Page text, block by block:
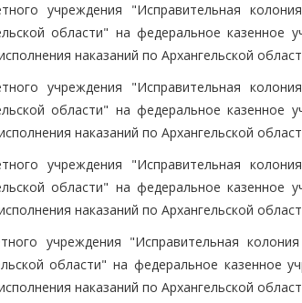
учреждения "Исправительная
области" на федеральное казенное
наказаний по Архангельской
учреждения "Исправительная
области" на федеральное казенное
наказаний по Архангельской
учреждения "Исправительная
области" на федеральное казенное
наказаний по Архангельской
учреждения "Исправительная
области" на федеральное казенное
наказаний по Архангельской